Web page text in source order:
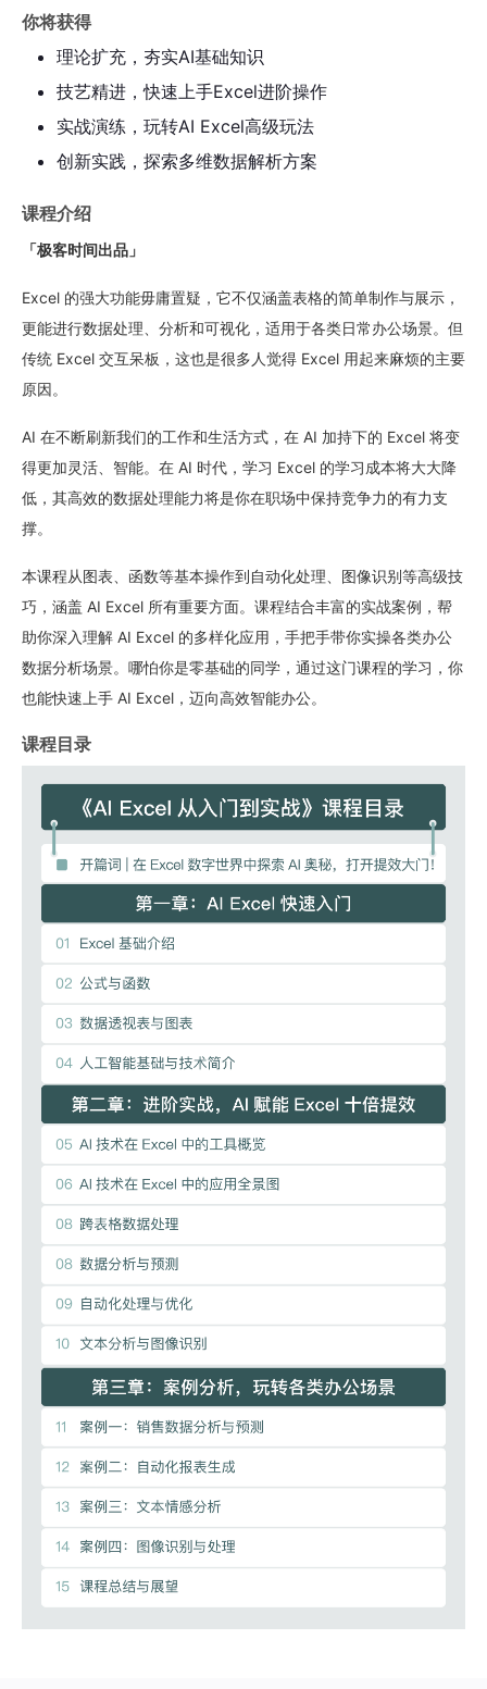
09 | 自动化处理与优化
6 10 | 文本分析与图像识别
21分18秒
第三章：案例分析，玩转各类办公场景
1 11 | 案例一：销售数据分析与预测
26分35秒
12 | 案例二：自动化报表生成
3 13 | 案例三：文本情感分析
17分34秒
5 15 | 课程总结与展望
16分42秒
你将获得
理论扩充，夯实AI基础知识
技艺精进，快速上手Excel进阶操作
实战演练，玩转AI Excel高级玩法
创新实践，探索多维数据解析方案
课程介绍
「极客时间出品」
Excel 的强大功能毋庸置疑，它不仅涵盖表格的简单制作与展示，
更能进行数据处理、分析和可视化，适用于各类日常办公场景。但
传统 Excel 交互呆板，这也是很多人觉得 Excel 用起来麻烦的主要
原因。
AI 在不断刷新我们的工作和生活方式，在 AI 加持下的 Excel 将变
得更加灵活、智能。在 AI 时代，学习 Excel 的学习成本将大大降
低，其高效的数据处理能力将是你在职场中保持竞争力的有力支
撑。
本课程从图表、函数等基本操作到自动化处理、图像识别等高级技
巧，涵盖 AI Excel 所有重要方面。课程结合丰富的实战案例，帮
助你深入理解 AI Excel 的多样化应用，手把手带你实操各类办公
数据分析场景。哪怕你是零基础的同学，通过这门课程的学习，你
也能快速上手 AI Excel，迈向高效智能办公。
课程目录